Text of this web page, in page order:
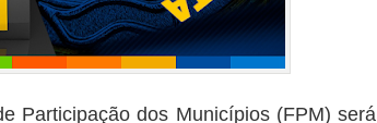
Participação dos Municípios (FPM) será